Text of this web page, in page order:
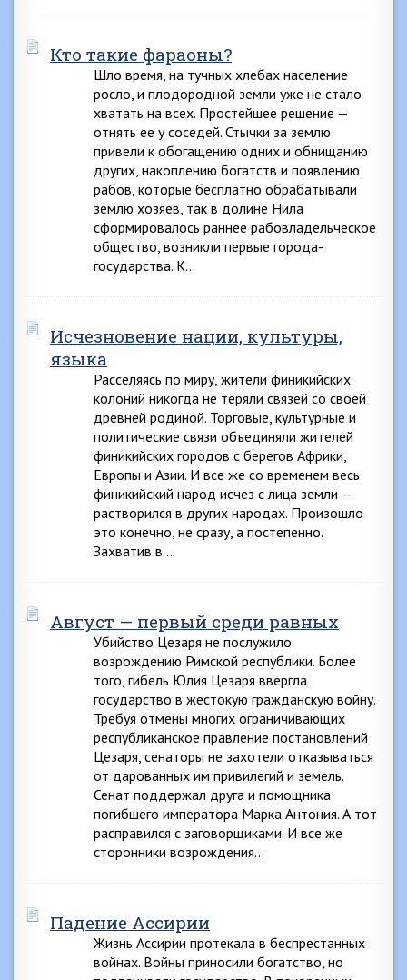
Кто такие фараоны?
Шло время, на тучных хлебах население
росло, и плодородной земли уже не стало
хватать на всех. Простейшее решение —
отнять ее у соседей. Стычки за землю
привели к обогащению одних и обнищанию
других, накоплению богатств и появлению
рабов, которые бесплатно обрабатывали
землю хозяев, так в долине Нила
сформировалось раннее рабовладельческое
общество, возникли первые города-
государства. К…
Исчезновение нации, культуры,
языка
Расселяясь по миру, жители финикийских
колоний никогда не теряли связей со своей
древней родиной. Торговые, культурные и
политические связи объединяли жителей
финикийских городов с берегов Африки,
Европы и Азии. И все же со временем весь
финикийский народ исчез с лица земли —
растворился в других народах. Произошло
это конечно, не сразу, а постепенно.
Захватив в…
Август — первый среди равных
Убийство Цезаря не послужило
возрождению Римской республики. Более
того, гибель Юлия Цезаря ввергла
государство в жестокую гражданскую войну.
Требуя отмены многих ограничивающих
республиканское правление постановлений
Цезаря, сенаторы не захотели отказываться
от дарованных им привилегий и земель.
Сенат поддержал друга и помощника
погибшего императора Марка Антония. А тот
расправился с заговорщиками. И все же
сторонники возрождения…
Падение Ассирии
Жизнь Ассирии протекала в беспрестанных
войнах. Войны приносили богатство, но